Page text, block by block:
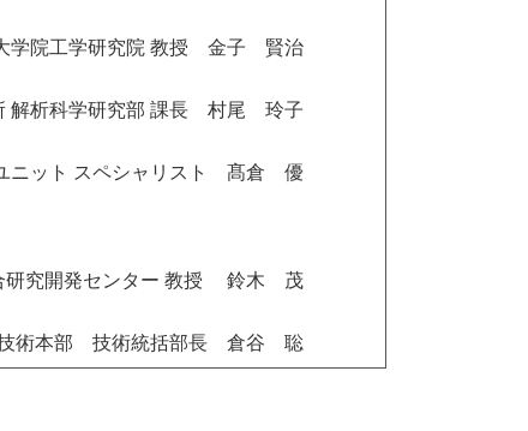
学院工学研究院 教授 金子 賢治
解析科学研究部 課長 村尾 玲子
ニット スペシャリスト 髙倉 優
研究開発センター 教授 鈴木 茂
技術本部 技術統括部長 倉谷 聡